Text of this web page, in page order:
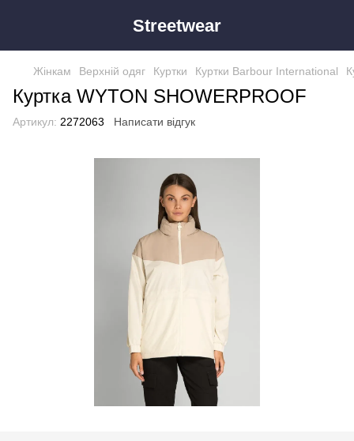
Streetwear
Жінкам Верхній одяг Куртки Куртки Barbour International
Куртка WYTON SHOWERPROOF
Артикул: 2272063 Написати відгук